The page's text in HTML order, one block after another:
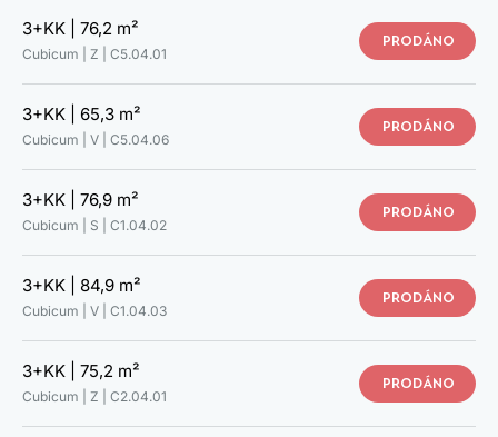
C3.04.04
C4.04.01
C4.04.02
C4.04.03
C4.04.04
C4.04.05
C4.04.07
C4.04.08
C5.04.01
C5.04.02
C5.04.03
C5.04.04
C5.04.06
C5.04.07
C5.04.08
3+KK | 76,2 m²
Cubicum | Z | C5.04.01
PRODÁNO
3+KK | 65,3 m²
Cubicum | V | C5.04.06
PRODÁNO
3+KK | 76,9 m²
Cubicum | S | C1.04.02
PRODÁNO
3+KK | 84,9 m²
Cubicum | V | C1.04.03
PRODÁNO
3+KK | 75,2 m²
Cubicum | Z | C2.04.01
PRODÁNO